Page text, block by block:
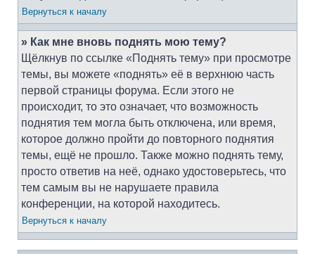
Вернуться к началу
» Как мне вновь поднять мою тему?
Щёлкнув по ссылке «Поднять тему» при просмотре
темы, вы можете «поднять» её в верхнюю часть
первой страницы форума. Если этого не
происходит, то это означает, что возможность
поднятия тем могла быть отключена, или время,
которое должно пройти до повторного поднятия
темы, ещё не прошло. Также можно поднять тему,
просто ответив на неё, однако удостоверьтесь, что
тем самым вы не нарушаете правила
конференции, на которой находитесь.
Вернуться к началу